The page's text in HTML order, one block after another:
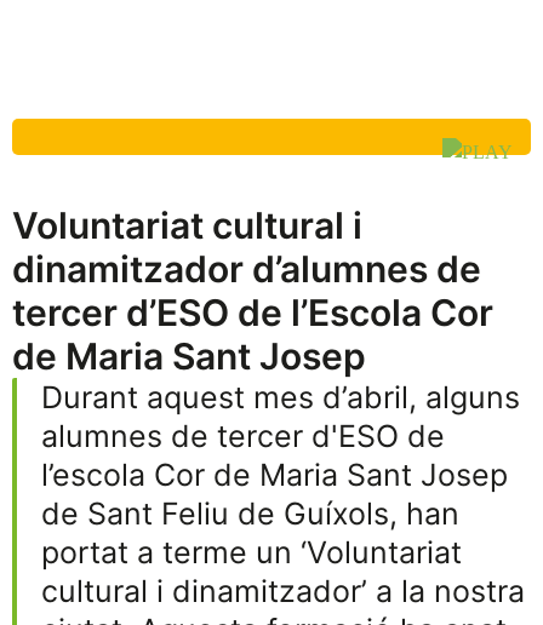
Voluntariat cultural i
dinamitzador d’alumnes de
tercer d’ESO de l’Escola Cor
de Maria Sant Josep
Durant aquest mes d’abril, alguns
alumnes de tercer d'ESO de
l’escola Cor de Maria Sant Josep
de Sant Feliu de Guíxols, han
portat a terme un ‘Voluntariat
cultural i dinamitzador’ a la nostra